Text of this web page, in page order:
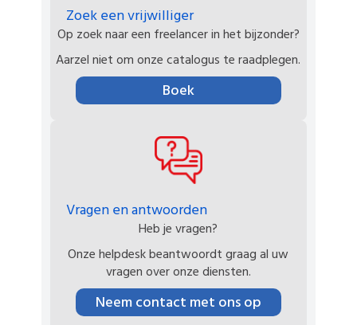
Zoek een vrijwilliger
Op zoek naar een freelancer in het bijzonder?
Aarzel niet om onze catalogus te raadplegen.
Boek
Vragen en antwoorden
Heb je vragen?
Onze helpdesk beantwoordt graag al uw
vragen over onze diensten.
Neem contact met ons op